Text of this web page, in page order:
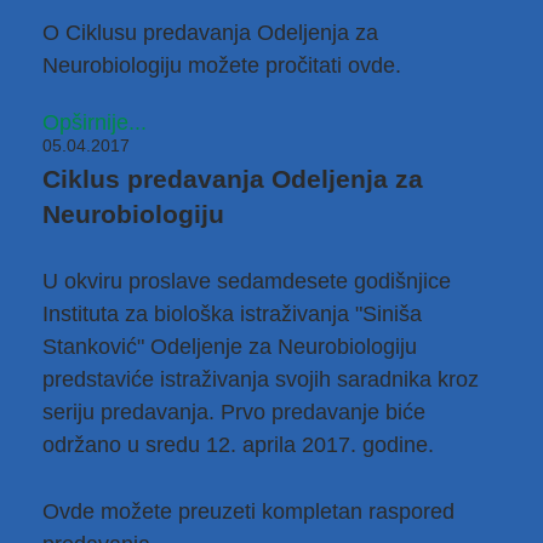
O Ciklusu predavanja Odeljenja za
Neurobiologiju možete pročitati ovde.
Opširnije...
05.04.2017
Ciklus predavanja Odeljenja za
Neurobiologiju
U okviru proslave sedamdesete godišnjice
Instituta za biološka istraživanja "Siniša
Stanković" Odeljenje za Neurobiologiju
predstaviće istraživanja svojih saradnika kroz
seriju predavanja. Prvo predavanje biće
održano u sredu 12. aprila 2017. godine.
Ovde možete preuzeti kompletan raspored